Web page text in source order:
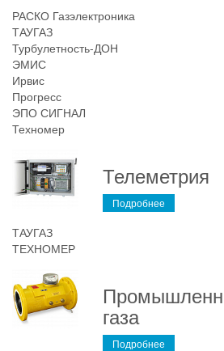
РАСКО Газэлектроника
ТАУГАЗ
Турбулетность-ДОН
ЭМИС
Ирвис
Прогресс
ЭПО СИГНАЛ
Техномер
Телеметрия
Подробнее
ТАУГАЗ
ТЕХНОМЕР
газа
Подробнее